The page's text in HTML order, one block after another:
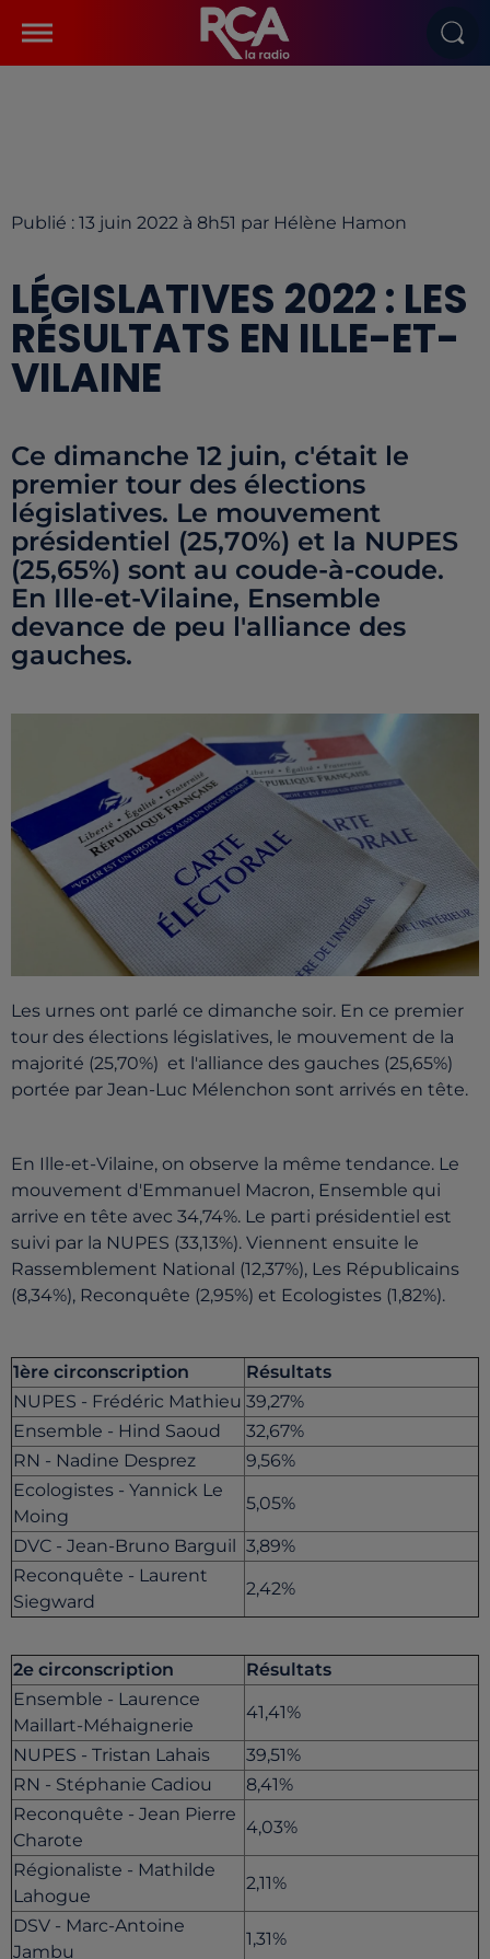
Publié : 13 juin 2022 à 8h51 par Hélène Hamon
LÉGISLATIVES 2022 : LES
RÉSULTATS EN ILLE-ET-
VILAINE
Ce dimanche 12 juin, c'était le
premier tour des élections
législatives. Le mouvement
présidentiel (25,70%) et la NUPES
(25,65%) sont au coude-à-coude.
En Ille-et-Vilaine, Ensemble
devance de peu l'alliance des
gauches.
Les urnes ont parlé ce dimanche soir. En ce premier
tour des élections législatives, le mouvement de la
majorité (25,70%) et l'alliance des gauches (25,65%)
portée par Jean-Luc Mélenchon sont arrivés en tête.
En Ille-et-Vilaine, on observe la même tendance. Le
mouvement d'Emmanuel Macron, Ensemble qui
arrive en tête avec 34,74%. Le parti présidentiel est
suivi par la NUPES (33,13%). Viennent ensuite le
Rassemblement National (12,37%), Les Républicains
(8,34%), Reconquête (2,95%) et Ecologistes (1,82%).
1ère circonscription
Résultats
NUPES - Frédéric Mathieu 39,27%
Ensemble - Hind Saoud
32,67%
RN - Nadine Desprez
9,56%
Ecologistes - Yannick Le
Moing
5,05%
DVC - Jean-Bruno Barguil
3,89%
Reconquête - Laurent
Siegward
2,42%
2e circonscription
Résultats
Ensemble - Laurence
Maillart-Méhaignerie
41,41%
NUPES - Tristan Lahais
39,51%
RN - Stéphanie Cadiou
8,41%
Reconquête - Jean Pierre
Charote
4,03%
Régionaliste - Mathilde
Lahogue
2,11%
DSV - Marc-Antoine
Jambu
1,31%